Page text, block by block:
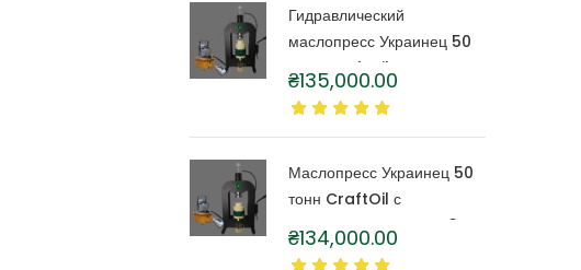
Гидравлический
маслопресс Украинец 50
тонн CraftOil с
капролоновой бочкой 4
литра
₴135,000.00
Маслопресс Украинец 50
тонн CraftOil с
капролоновой бочкой 3
литра
₴134,000.00